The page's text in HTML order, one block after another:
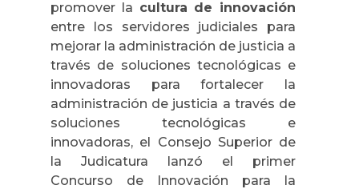
promover la cultura de innovación
entre los servidores judiciales para
mejorar la administración de justicia a
través de soluciones tecnológicas e
innovadoras para fortalecer la
administración de justicia a través de
soluciones tecnológicas e
innovadoras, el Consejo Superior de
la Judicatura lanzó el primer
Concurso de Innovación para la